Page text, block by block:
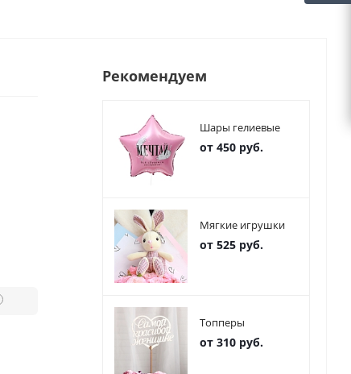
Рекомендуем
Шары гелиевые
от 450 руб.
Мягкие игрушки
от 525 руб.
Топперы
от 310 руб.